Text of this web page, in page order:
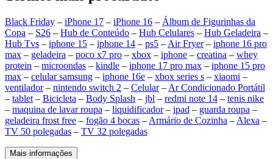
Black Friday – iPhone 17 – iPhone 16 – Álbum de Figurinhas da
Copa – S26 – Hub de Conteúdo – Hub Celulares – Hub Geladeira –
Hub Tvs – iphone 15 – iphone 14 – ps5 – Air Fryer– iphone 16 pro
max – geladeira – poco x7 pro – xbox – iphone – creatina – whey
protein – microondas – kindle – iphone 17 pro max – iphone 15 pro
max – celular samsung – iphone 16e – xbox series s – xiaomi –
ventilador– nintendo switch 2 – Celular– Ar Condicionado Portátil
– tablet – Bicicleta – Body Splash – jbl – redmi note 14 – tenis nike
– maquina de lavar roupa – liquidificador– ipad – guarda roupa –
geladeira frost free – fogão 4 bocas – Armário de Cozinha – Alexa –
TV 50 polegadas – TV 32 polegadas
Mais informações